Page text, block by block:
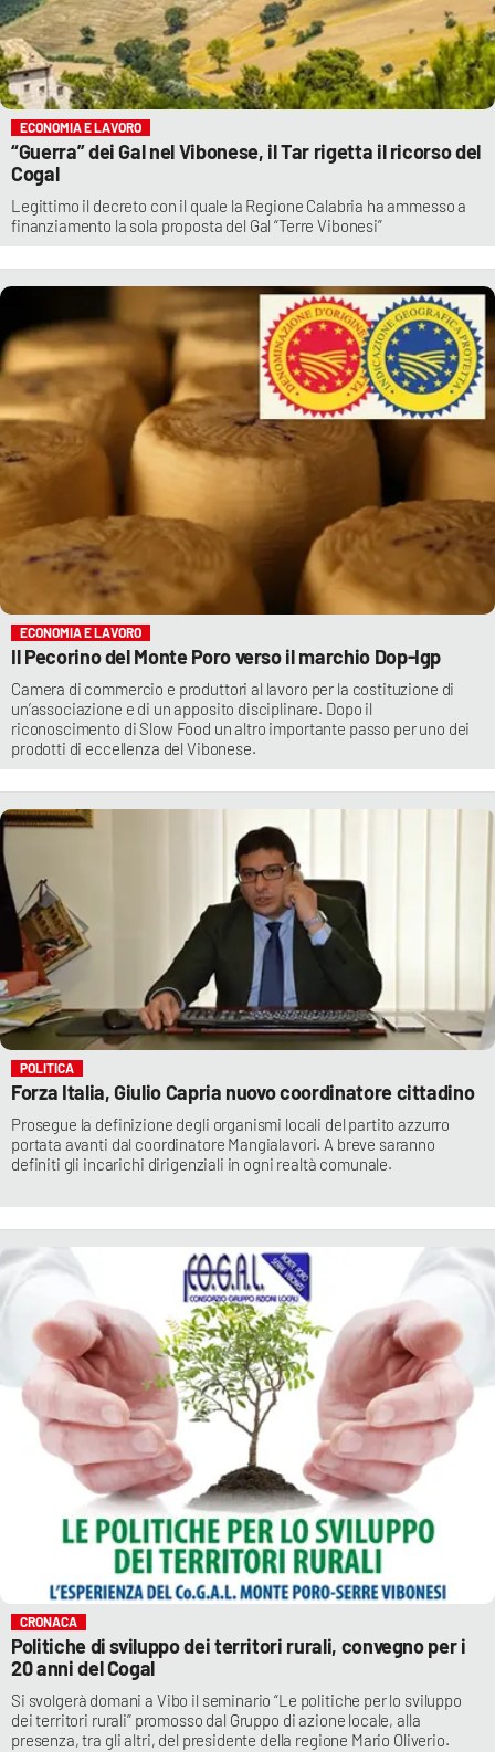
ECONOMIA E LAVORO
“Guerra” dei Gal nel Vibonese, il Tar rigetta il ricorso del
Cogal
Legittimo il decreto con il quale la Regione Calabria ha ammesso a
finanziamento la sola proposta del Gal “Terre Vibonesi”
ECONOMIA E LAVORO
Il Pecorino del Monte Poro verso il marchio Dop-Igp
Camera di commercio e produttori al lavoro per la costituzione di
un’associazione e di un apposito disciplinare. Dopo il
riconoscimento di Slow Food un altro importante passo per uno dei
prodotti di eccellenza del Vibonese.
POLITICA
Forza Italia, Giulio Capria nuovo coordinatore cittadino
Prosegue la definizione degli organismi locali del partito azzurro
portata avanti dal coordinatore Mangialavori. A breve saranno
definiti gli incarichi dirigenziali in ogni realtà comunale.
CRONACA
Politiche di sviluppo dei territori rurali, convegno per i
20 anni del Cogal
Si svolgerà domani a Vibo il seminario “Le politiche per lo sviluppo
dei territori rurali” promosso dal Gruppo di azione locale, alla
presenza, tra gli altri, del presidente della regione Mario Oliverio.